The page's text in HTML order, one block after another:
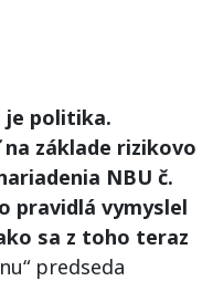
je politika.
základe rizikovo
NBU č.
pravidlá vymyslel
sa z toho teraz
predseda